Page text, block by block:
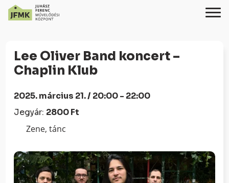
Content
navigációhoz
Lee Oliver Band koncert –
Chaplin Klub
2025. március 21. / 20:00 - 22:00
Jegyár: 2800 Ft
Zene, tánc